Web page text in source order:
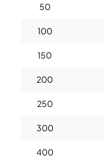
50
100
150
200
250
300
400